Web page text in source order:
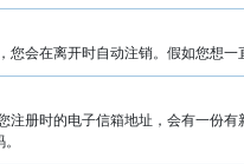
会在离开时自动注销。假如您想
册时的电子信箱地址，会有一份